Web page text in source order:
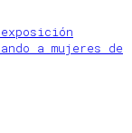
a mujeres de